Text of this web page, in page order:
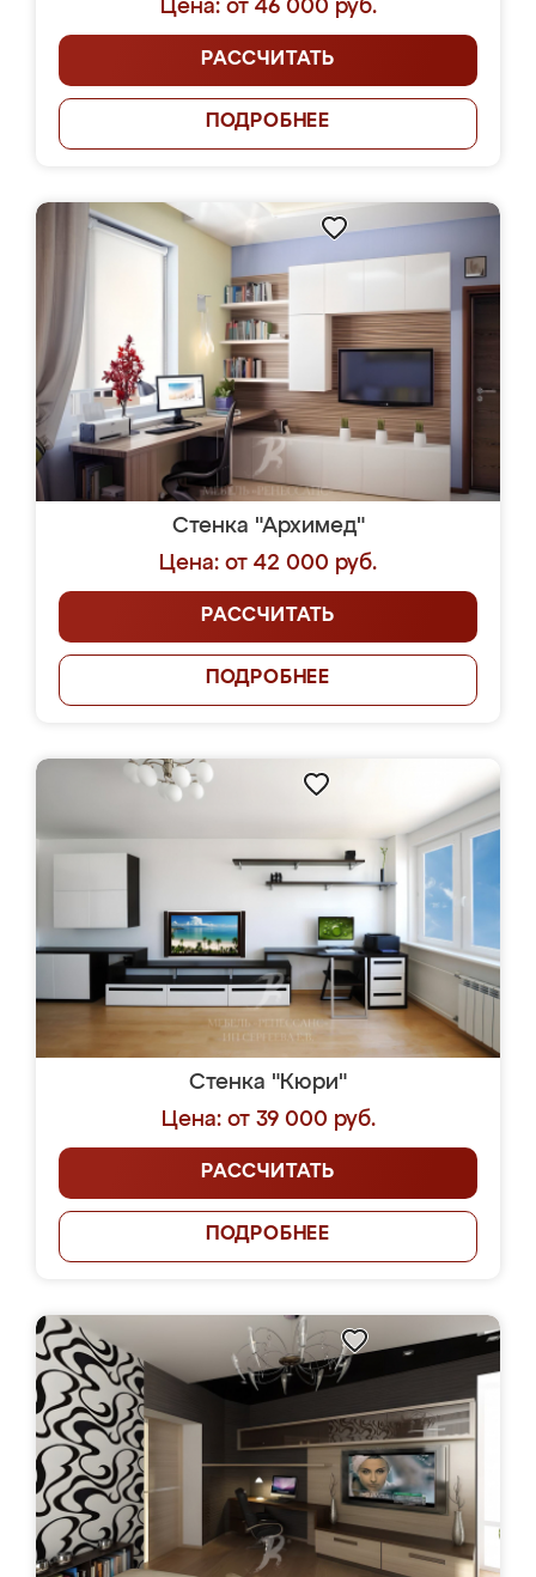
Цена: от 46 000 руб.
РАССЧИТАТЬ
ПОДРОБНЕЕ
Стенка "Архимед"
Цена: от 42 000 руб.
РАССЧИТАТЬ
ПОДРОБНЕЕ
Стенка "Кюри"
Цена: от 39 000 руб.
РАССЧИТАТЬ
ПОДРОБНЕЕ